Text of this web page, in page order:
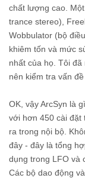
chất lượng cao.
trance stereo),
Wobbulator (bộ
khiêm tốn và mức
nhất của họ. Tôi
nên kiểm tra vấn
OK, vậy ArcSyn là
với hơn 450 cài đặt
ra trong nội bộ.
đây - đây là tổng
dụng trong LFO và
Các bộ dao động